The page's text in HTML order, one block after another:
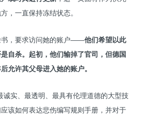
，一直保持冻结状态。
书，要求访问她的账户——他们希望以此
自杀。 起初，他们输掉了官司，但德国
允许其父母进入她的账户。
诚实、最透明、最具有伦理道德的大型技
该如何表达悲伤编写规则手册，并对于